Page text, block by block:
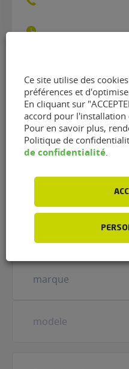
Contacter le
Auto
Erdre
Prénom(Nécessaire)
Votre
véhicule(Nécessaire)
Ce site utilise des
préférences et
En cliquant sur
accord pour l'installation
Pour en savoir plus,
Politique de
de confidentialité